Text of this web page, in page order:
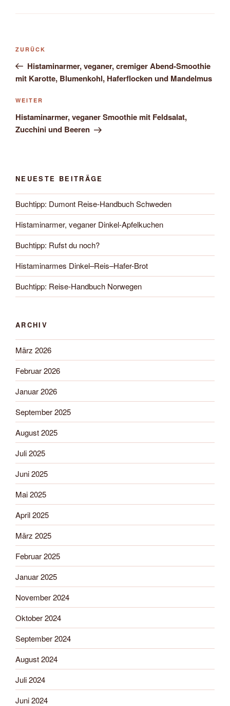
Beitragsnavigation
Vorheriger
Beitrag
ZURÜCK
Histaminarmer, veganer, cremiger Abend-Smoothie
mit Karotte, Blumenkohl, Haferflocken und Mandelmus
Nächster
Beitrag
WEITER
Histaminarmer, veganer Smoothie mit Feldsalat,
Zucchini und Beeren
NEUESTE BEITRÄGE
Buchtipp: Dumont Reise-Handbuch Schweden
Histaminarmer, veganer Dinkel-Apfelkuchen
Buchtipp: Rufst du noch?
Histaminarmes Dinkel–Reis–Hafer-Brot
Buchtipp: Reise-Handbuch Norwegen
ARCHIV
März 2026
Februar 2026
Januar 2026
September 2025
August 2025
Juli 2025
Juni 2025
Mai 2025
April 2025
März 2025
Februar 2025
Januar 2025
November 2024
Oktober 2024
September 2024
August 2024
Juli 2024
Juni 2024